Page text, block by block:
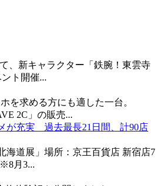
、新キャラクター「鉄腕！東雲寺
ト開催...
を求める方にも適した一台。
2C」の販売...
が充実 過去最長21日間、計90店
海道展」場所：京王百貨店 新宿店7
月3...